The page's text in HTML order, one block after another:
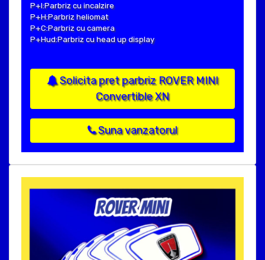
P+I:Parbriz cu incalzire
P+H:Parbriz heliomat
P+C:Parbriz cu camera
P+Hud:Parbriz cu head up display
Solicita pret parbriz ROVER MINI
Convertible XN
Suna vanzatorul